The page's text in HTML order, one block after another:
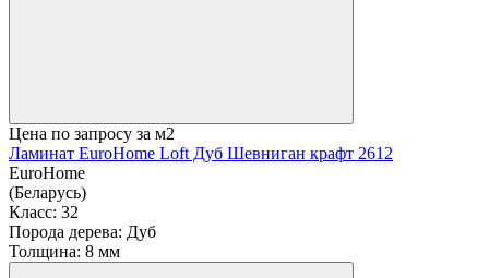
Цена по запросу за м2
Ламинат EuroHome Loft Дуб Шевниган крафт 2612
EuroHome
(Беларусь)
Класс: 32
Порода дерева: Дуб
Толщина: 8 мм